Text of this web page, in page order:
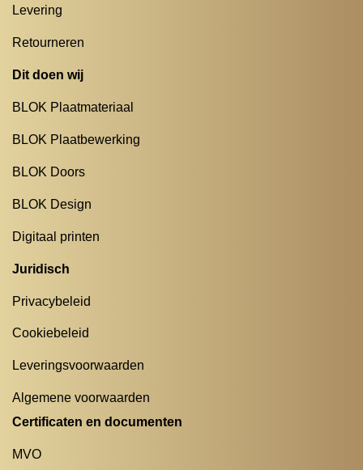
Levering
Retourneren
Dit doen wij
BLOK Plaatmateriaal
BLOK Plaatbewerking
BLOK Doors
BLOK Design
Digitaal printen
Juridisch
Privacybeleid
Cookiebeleid
Leveringsvoorwaarden
Algemene voorwaarden
Certificaten en documenten
MVO